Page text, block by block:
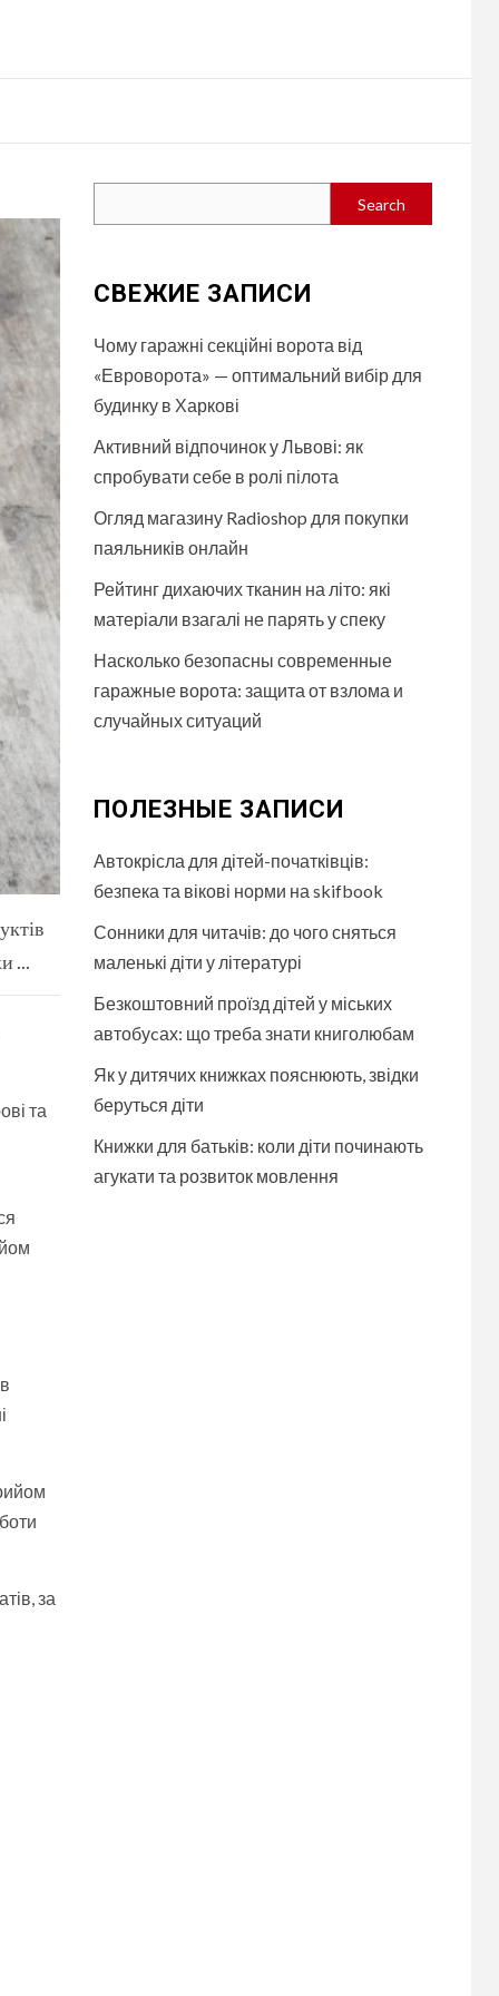
...
та
за
Search
СВЕЖИЕ ЗАПИСИ
Чому гаражні секційні ворота від
«Евроворота» — оптимальний вибір для
будинку в Харкові
Активний відпочинок у Львові: як
спробувати себе в ролі пілота
Огляд магазину Radioshop для покупки
паяльників онлайн
Рейтинг дихаючих тканин на літо: які
матеріали взагалі не парять у спеку
Насколько безопасны современные
гаражные ворота: защита от взлома и
случайных ситуаций
ПОЛЕЗНЫЕ ЗАПИСИ
Автокрісла для дітей-початківців:
безпека та вікові норми на skifbook
Сонники для читачів: до чого сняться
маленькі діти у літературі
Безкоштовний проїзд дітей у міських
автобуcах: що треба знати книголюбам
Як у дитячих книжках пояснюють, звідки
беруться діти
Книжки для батьків: коли діти починають
агукати та розвиток мовлення